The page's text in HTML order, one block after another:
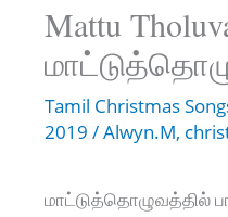
Mattu
Tamil Christmas
2019/Alwyn.M,
மாட்டுத்தொழுவத்தில்